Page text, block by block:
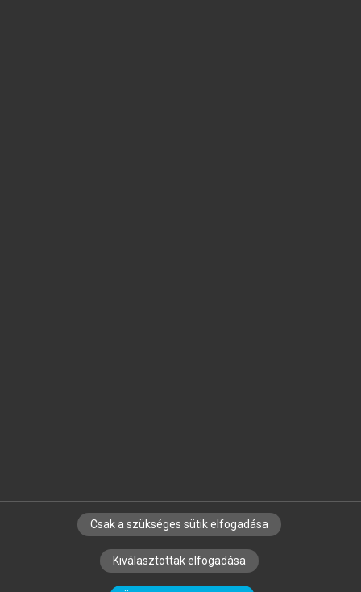
SZERZŐKNEK CÉGEKNEK KÖNYVTÁROSOKNAK
SZERKESZTÉSI ÉS LEKTORÁLÁSI ALAPELVEK
Csak a szükséges sütik elfogadása
Kiválasztottak elfogadása